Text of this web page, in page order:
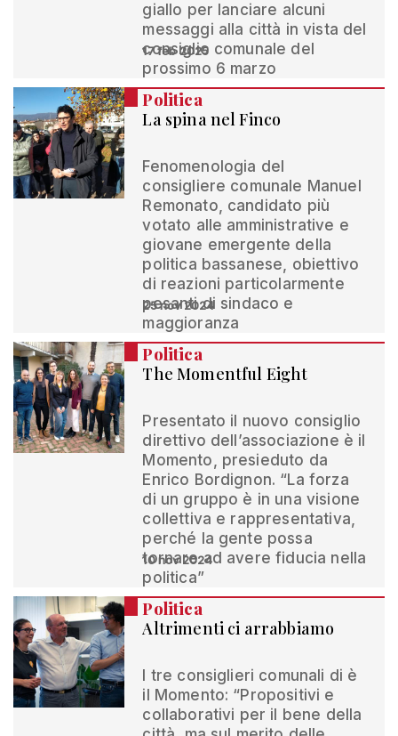
giallo per lanciare alcuni
messaggi alla città in vista del
consiglio comunale del
prossimo 6 marzo
17 feb 2025
Politica
La spina nel Finco
Fenomenologia del
consigliere comunale Manuel
Remonato, candidato più
votato alle amministrative e
giovane emergente della
politica bassanese, obiettivo
di reazioni particolarmente
pesanti di sindaco e
maggioranza
25 nov 2024
Politica
The Momentful Eight
Presentato il nuovo consiglio
direttivo dell’associazione è il
Momento, presieduto da
Enrico Bordignon. “La forza
di un gruppo è in una visione
collettiva e rappresentativa,
perché la gente possa
tornare ad avere fiducia nella
politica”
10 nov 2024
Politica
Altrimenti ci arrabbiamo
I tre consiglieri comunali di è
il Momento: “Propositivi e
collaborativi per il bene della